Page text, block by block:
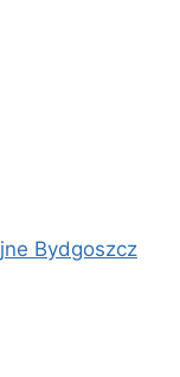
Bydgoszcz